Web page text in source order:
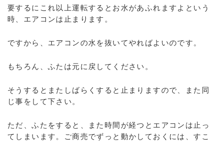
要するにこれ以上運転するとお水があふれますよという
時、エアコンは止まります。
ですから、エアコンの水を抜いてやればよいのです。
もちろん、ふたは元に戻してください。
そうするとまたしばらくすると止まりますので、また同
じ事をして下さい。
ただ、ふたをすると、また時間が経つとエアコンは止っ
てしまいます。ご商売でずっと動かしておくには、すこ